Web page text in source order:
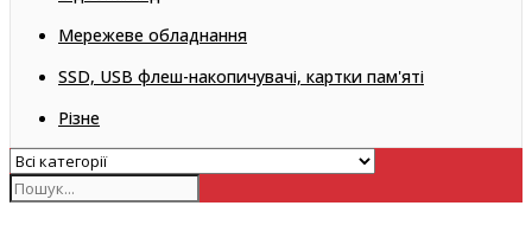
Мережеве обладнання
SSD, USB флеш-накопичувачі, картки пам'яті
Різне